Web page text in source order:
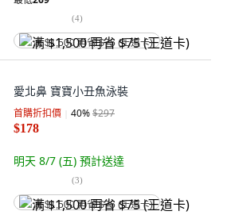
(4)
满 $1,500 再省 $75 (王道卡)
愛北鼻 寶寶小丑魚泳裝
首購折扣價 40%$297
$178
明天 8/7 (五) 預計送達
(3)
满 $1,500 再省 $75 (王道卡)